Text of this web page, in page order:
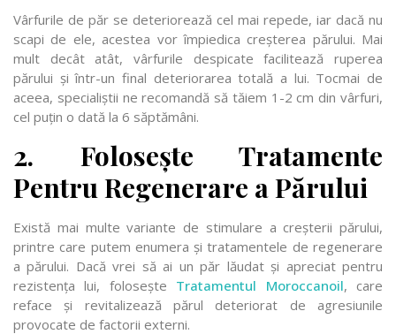
Vârfurile de păr se deteriorează cel mai repede, iar dacă nu
scapi de ele, acestea vor împiedica creșterea părului. Mai
mult decât atât, vârfurile despicate facilitează ruperea
părului și într-un final deteriorarea totală a lui. Tocmai de
aceea, specialiștii ne recomandă să tăiem 1-2 cm din vârfuri,
cel puțin o dată la 6 săptămâni.
2. Folosește Tratamente
Pentru Regenerare a Părului
Există mai multe variante de stimulare a creșterii părului,
printre care putem enumera și tratamentele de regenerare
a părului. Dacă vrei să ai un păr lăudat și apreciat pentru
rezistența lui, folosește Tratamentul Moroccanoil, care
reface și revitalizează părul deteriorat de agresiunile
provocate de factorii externi.